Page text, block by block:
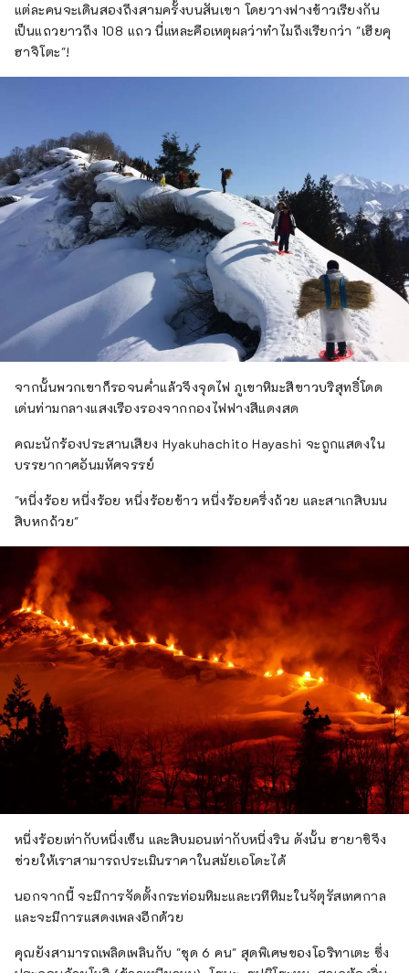
แต่ละคนจะเดินสองถึงสามครั้งบนสันเขา โดยวางฟางข้าวเรียงกัน
เป็นแถวยาวถึง 108 แถว นี่แหละคือเหตุผลว่าทำไมถึงเรียกว่า "เฮียคุ
ฮาจิโตะ"!
จากนั้นพวกเขาก็รอจนค่ำแล้วจึงจุดไฟ ภูเขาหิมะสีขาวบริสุทธิ์โดด
เด่นท่ามกลางแสงเรืองรองจากกองไฟฟางสีแดงสด
คณะนักร้องประสานเสียง Hyakuhachito Hayashi จะถูกแสดงใน
บรรยากาศอันมหัศจรรย์
"หนึ่งร้อย หนึ่งร้อย หนึ่งร้อยข้าว หนึ่งร้อยครึ่งถ้วย และสาเกสิบมน
สิบหกถ้วย"
หนึ่งร้อยเท่ากับหนึ่งเซ็น และสิบมอนเท่ากับหนึ่งริน ดังนั้น ฮายาชิจึง
ช่วยให้เราสามารถประเมินราคาในสมัยเอโดะได้
นอกจากนี้ จะมีการจัดตั้งกระท่อมหิมะและเวทีหิมะในจัตุรัสเทศกาล
และจะมีการแสดงเพลงอีกด้วย
คุณยังสามารถเพลิดเพลินกับ "ชุด 6 คน" สุดพิเศษของโอริทาเตะ ซึ่ง